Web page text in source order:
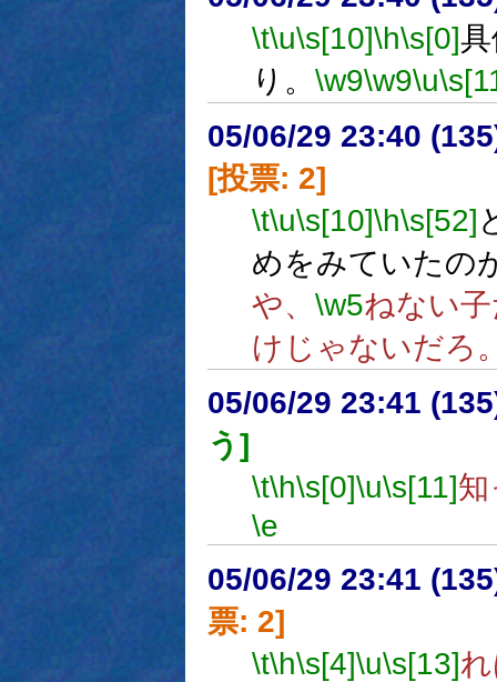
\t\u\s[10]\h\s[0]
り。 \w9\w9\u
05/06/29 23:40
[投票: 2]
\t\u\s[10]\h\s[52]
めをみていたの
や、 \w5ねない
けじゃないだろ
05/06/29 23:41
う]
\t\h\s[0]\u\s[11]
\e
05/06/29 23:41
票: 2]
\t\h\s[4]\u\s[13]